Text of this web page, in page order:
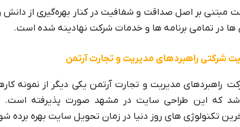
مبتنی بر اصل صداقت و شفافیت در کنار بهره‌گیری از دانش
ها در تمامی برنامه ها و خدمات شرکت نهادینه شده است.
شرکتی راهبردهای مدیریت و تجارت آرتمن
راهبردهای مدیریت و تجارت آرتمن یکی دیگر از نمونه
که این طراحی سایت در مشهد صورت پذیرفته است.
تکنولوژی های روز دنیا در زمان تحویل سایت بهره برده